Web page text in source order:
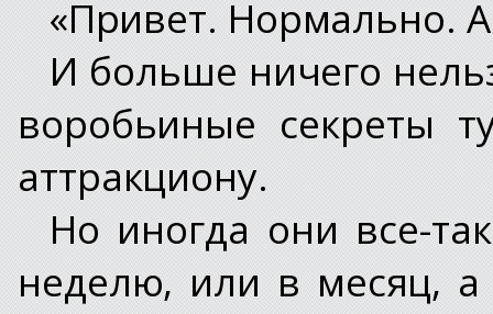
«Привет. Нормально. А
И больше ничего
воробьиные секреты
аттракциону.
Но иногда они все-
неделю, или в месяц,